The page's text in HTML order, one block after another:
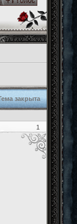
закрыта
1